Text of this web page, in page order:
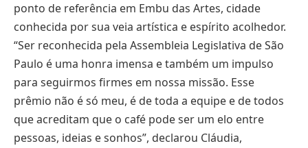
ponto de referência em Embu das Artes, cidade
conhecida por sua veia artística e espírito acolhedor.
“Ser reconhecida pela Assembleia Legislativa de São
Paulo é uma honra imensa e também um impulso
para seguirmos firmes em nossa missão. Esse
prêmio não é só meu, é de toda a equipe e de todos
que acreditam que o café pode ser um elo entre
pessoas, ideias e sonhos”, declarou Cláudia,